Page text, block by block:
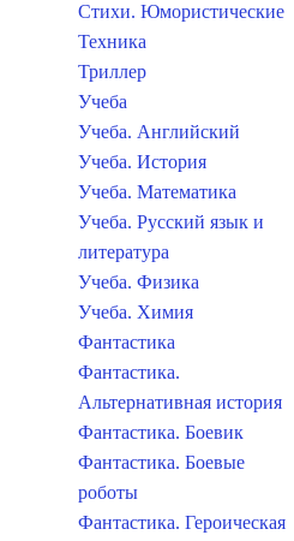
Стихи. Юмористические
Техника
Триллер
Учеба
Учеба. Английский
Учеба. История
Учеба. Математика
Учеба. Русский язык и
литература
Учеба. Физика
Учеба. Химия
Фантастика
Фантастика.
Альтернативная история
Фантастика. Боевик
Фантастика. Боевые
роботы
Фантастика. Героическая